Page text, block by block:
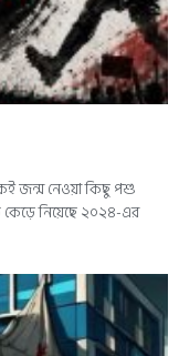
জন্ম নেওয়া কিছু পশু
নিয়েছে ২০২৪-এর